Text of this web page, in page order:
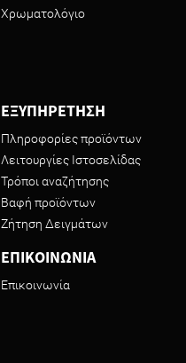
Χρωματολόγιο
ΕΞΥΠΗΡΕΤΗΣΗ
Πληροφορίες προϊόντων
Λειτουργίες Ιστοσελίδας
Τρόποι αναζήτησης
Βαφή προϊόντων
Ζήτηση Δειγμάτων
ΕΠΙΚΟΙΝΩΝΙΑ
Επικοινωνία